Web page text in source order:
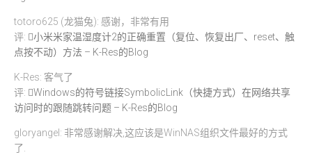
totoro625 (龙猫兔): 感谢，非常有用
评:
小米米家温湿度计2的正确重置（复位、恢复出厂、reset、触
点按不动）方法 – K-Res的Blog
K-Res: 客气了
评:
Windows的符号链接SymbolicLink（快捷方式）在网络共享
访问时的跟随跳转问题 – K-Res的Blog
gloryangel: 非常感谢解决,这应该是WinNAS组织文件最好的方式
了.